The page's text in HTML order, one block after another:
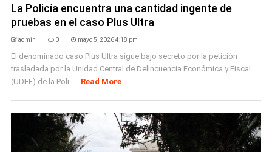
La Policía encuentra una cantidad ingente de
pruebas en el caso Plus Ultra
admin 0 mayo 5, 2026 4:18 pm
El denominado caso Plus Ultra sigue bajo secreto por la petición
trasladada por la Unidad Central de Delincuencia Económica y Fiscal
(UDEF) de la Poli ...
Read More